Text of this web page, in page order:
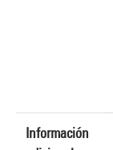
Información